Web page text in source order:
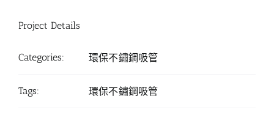
Project Details
Categories: 環保不鏽鋼吸管
Tags: 環保不鏽鋼吸管